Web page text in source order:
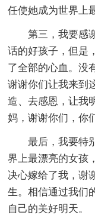
任使她成为世界上
第三，我要感
话的好孩子，但是
了全部的心血。没
谢谢你们让我来到
造、去感恩，让我
妈，谢谢你们，你
最后，我要特
界上最漂亮的女孩
决心嫁给了我，谢
生。相信通过我们
自己的美好明天。